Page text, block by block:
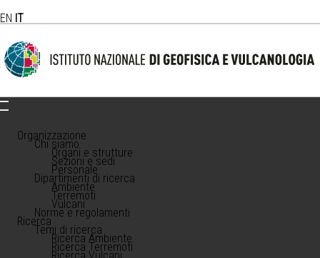
EN IT
Organizzazione
Chi siamo
Organi e strutture
Sezioni e sedi
Personale
Dipartimenti di ricerca
Ambiente
Terremoti
Vulcani
Norme e regolamenti
Ricerca
Temi di ricerca
Ricerca Ambiente
Ricerca Terremoti
Ricerca Vulcani